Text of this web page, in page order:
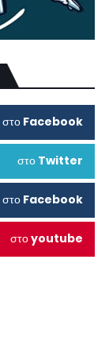
στο Facebook
στο Twitter
στο Facebook
στοyoutube